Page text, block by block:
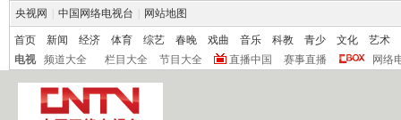
央视网 中国网络电视台 网站地图
首页 新闻 经济 体育 综艺 春晚 戏曲 音乐 科教 青少 文化
艺术
电视
频道大全 栏目大全 节目大全 直播中国 赛事直播 网络